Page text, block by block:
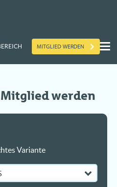
MITGLIED WERDEN
werden
Variante